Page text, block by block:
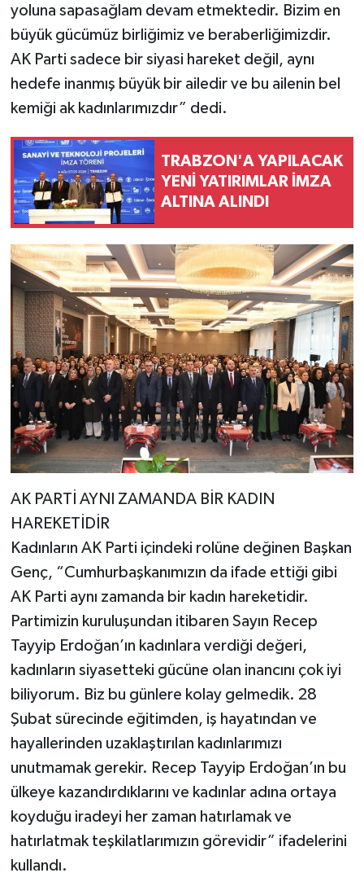
yoluna sapasağlam devam etmektedir. Bizim en
büyük gücümüz birliğimiz ve beraberliğimizdir.
AK Parti sadece bir siyasi hareket değil, aynı
hedefe inanmış büyük bir ailedir ve bu ailenin bel
kemiği ak kadınlarımızdır” dedi.
TRABZON'A YAPILACAK
YENİ YATIRIMLAR İMZA
ALTINA ALINDI
AK PARTİ AYNI ZAMANDA BİR KADIN
HAREKETİDİR
Kadınların AK Parti içindeki rolüne değinen Başkan
Genç, “Cumhurbaşkanımızın da ifade ettiği gibi
AK Parti aynı zamanda bir kadın hareketidir.
Partimizin kuruluşundan itibaren Sayın Recep
Tayyip Erdoğan’ın kadınlara verdiği değeri,
kadınların siyasetteki gücüne olan inancını çok iyi
biliyorum. Biz bu günlere kolay gelmedik. 28
Şubat sürecinde eğitimden, iş hayatından ve
hayallerinden uzaklaştırılan kadınlarımızı
unutmamak gerekir. Recep Tayyip Erdoğan’ın bu
ülkeye kazandırdıklarını ve kadınlar adına ortaya
koyduğu iradeyi her zaman hatırlamak ve
hatırlatmak teşkilatlarımızın görevidir” ifadelerini
kullandı.